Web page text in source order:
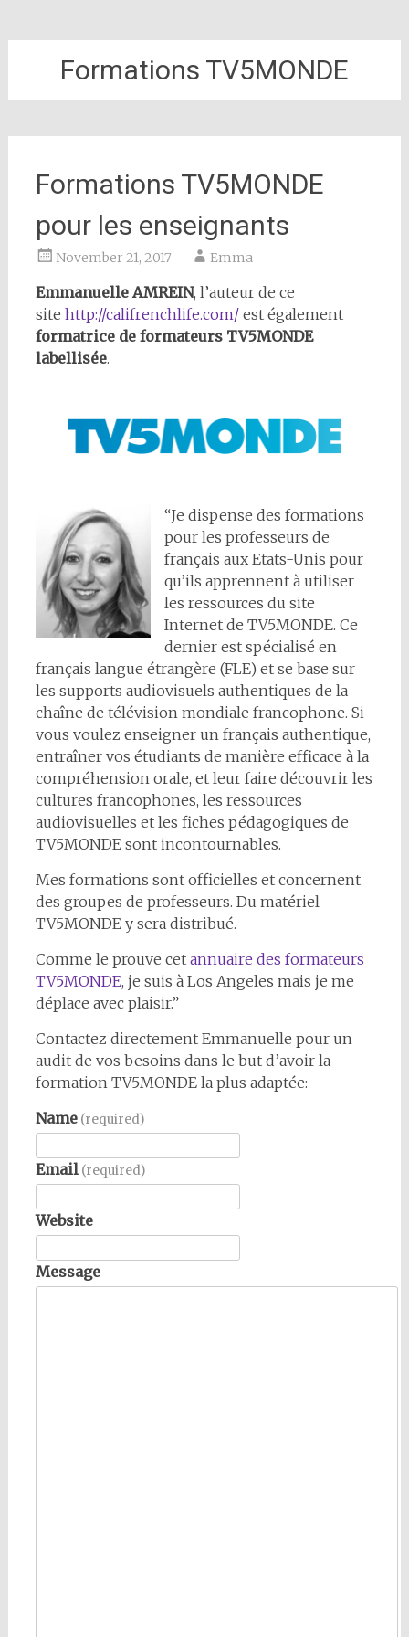
Formations TV5MONDE
Formations TV5MONDE
pour les enseignants
November 21, 2017 Emma
Emmanuelle AMREIN, l’auteur de ce
site http://califrenchlife.com/est également
formatrice de formateurs TV5MONDE
labellisée.
“Je dispense des formations
pour les professeurs de
français aux Etats-Unis pour
qu’ils apprennent à utiliser
les ressources du site
Internet de TV5MONDE. Ce
dernier est spécialisé en
français langue étrangère (FLE) et se base sur
les supports audiovisuels authentiques de la
chaîne de télévision mondiale francophone. Si
vous voulez enseigner un français authentique,
entraîner vos étudiants de manière efficace à la
compréhension orale, et leur faire découvrir les
cultures francophones, les ressources
audiovisuelles et les fiches pédagogiques de
TV5MONDE sont incontournables.
Mes formations sont officielles et concernent
des groupes de professeurs. Du matériel
TV5MONDE y sera distribué.
Comme le prouve cet annuaire des formateurs
TV5MONDE, je suis à Los Angeles mais je me
déplace avec plaisir.”
Contactez directement Emmanuelle pour un
audit de vos besoins dans le but d’avoir la
formation TV5MONDE la plus adaptée:
Name (required)
Email (required)
Website
Message